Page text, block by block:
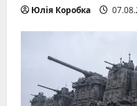
Юлія Коробка